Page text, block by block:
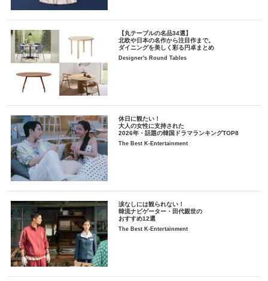
【丸テーブルの名品34選】
北欧や日本の名作から注目作まで。
ダイニングを美しく彩る円卓まとめ
Designer's Round Tables
休日に観たい！
大人の女性に支持された
2026年・話題の韓国ドラマランキングTOP8
The Best K-Entertainment
涙なしには観られない！
韓流ナビゲーター・田代親世の
おすすめ12選
The Best K-Entertainment